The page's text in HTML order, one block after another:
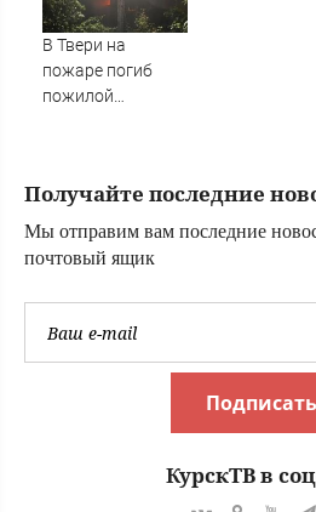
области сегодня -
Afanasy.biz –
Тверские новости.
Новости Твери.
В Твери на
пожаре погиб
пожилой
Получайте последние
Мы отправим вам последние
почтовый ящик
КурскТВ в